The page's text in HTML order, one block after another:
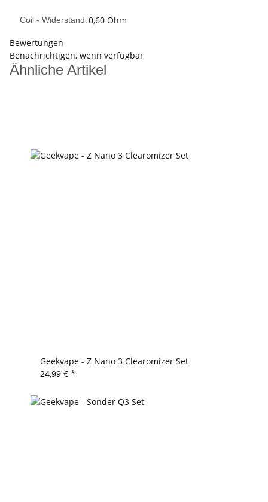
Coil - Widerstand:0,60 Ohm
Bewertungen
Benachrichtigen, wenn verfügbar
Ähnliche Artikel
Geekvape - Z Nano 3 Clearomizer Set
24,99 €*